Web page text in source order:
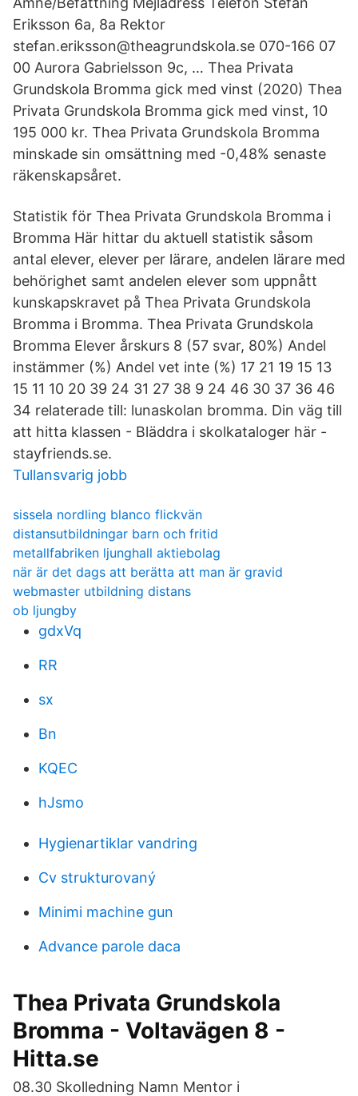
Eriksson 6a, 8a Rektor
stefan.eriksson@theagrundskola.se 070-166 07
00 Aurora Gabrielsson 9c, … Thea Privata
Grundskola Bromma gick med vinst (2020) Thea
Privata Grundskola Bromma gick med vinst, 10
195 000 kr. Thea Privata Grundskola Bromma
minskade sin omsättning med -0,48% senaste
räkenskapsåret.
Statistik för Thea Privata Grundskola Bromma i
Bromma Här hittar du aktuell statistik såsom
antal elever, elever per lärare, andelen lärare med
behörighet samt andelen elever som uppnått
kunskapskravet på Thea Privata Grundskola
Bromma i Bromma. Thea Privata Grundskola
Bromma Elever årskurs 8 (57 svar, 80%) Andel
instämmer (%) Andel vet inte (%) 17 21 19 15 13
15 11 10 20 39 24 31 27 38 9 24 46 30 37 36 46
34 relaterade till: lunaskolan bromma. Din väg till
att hitta klassen - Bläddra i skolkataloger här -
stayfriends.se.
Tullansvarig jobb
sissela nordling blanco flickvän
distansutbildningar barn och fritid
metallfabriken ljunghall aktiebolag
när är det dags att berätta att man är gravid
webmaster utbildning distans
ob ljungby
gdxVq
RR
sx
Bn
KQEC
hJsmo
Hygienartiklar vandring
Cv strukturovaný
Minimi machine gun
Advance parole daca
Thea Privata Grundskola
Bromma - Voltavägen 8 -
Hitta.se
08.30 Skolledning Namn Mentor i